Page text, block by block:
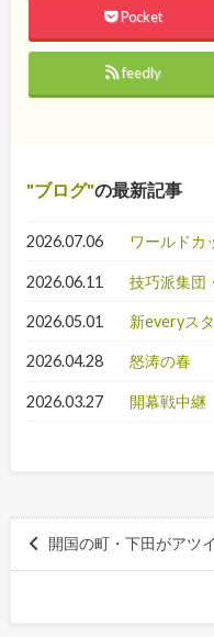
Pocket
feedly
ブログ の最新記事
2026.07.06 ワールドカ
2026.06.11 技巧派集団
2026.05.01 新everyス
2026.04.28 怒涛の春
2026.03.27 開幕戦中継
開国の町・下田がアツ